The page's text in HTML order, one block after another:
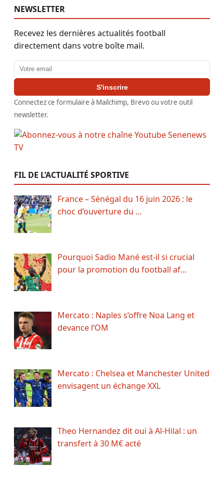
NEWSLETTER
Recevez les dernières actualités football
directement dans votre boîte mail.
Adresse email
S'inscrire
Connectez ce formulaire à Mailchimp, Brevo ou votre outil
newsletter.
FIL DE L’ACTUALITÉ SPORTIVE
France – Sénégal du 16 juin 2026 : le
choc d’ouverture du …
Pourquoi Sadio Mané est-il si crucial
pour la promotion du football af…
Mercato : Naples s’offre Noa Lang et
devance l’OM
Mercato : Chelsea et Manchester United
envisagent un échange XXL
Theo Hernandez dit oui à Al-Hilal : un
transfert à 30 M€ acté